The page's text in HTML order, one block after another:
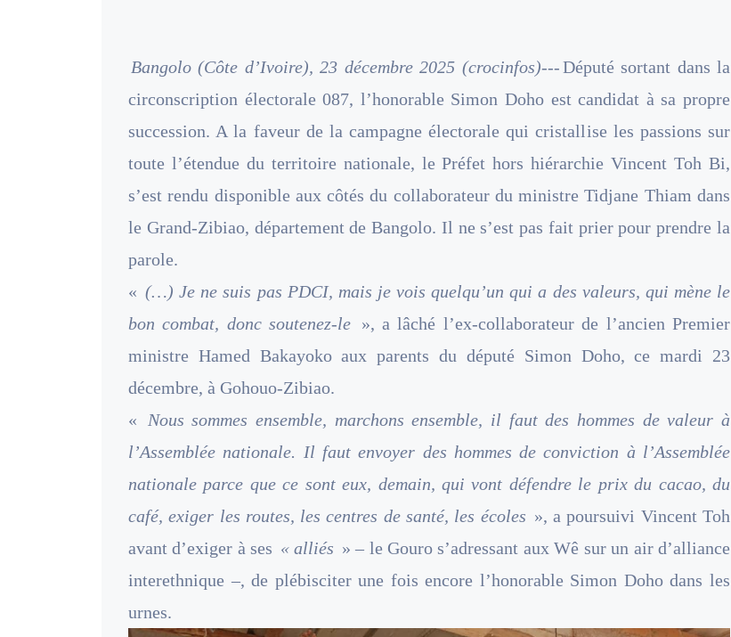
Bangolo (Côte d’Ivoire), 23 décembre 2025 (crocinfos)---Député sortant dans la
circonscription électorale 087, l’honorable Simon Doho est candidat à sa propre
succession. A la faveur de la campagne électorale qui cristallise les passions sur
toute l’étendue du territoire nationale, le Préfet hors hiérarchie Vincent Toh Bi,
s’est rendu disponible aux côtés du collaborateur du ministre Tidjane Thiam dans
le Grand-Zibiao, département de Bangolo. Il ne s’est pas fait prier pour prendre la
parole.
« (…) Je ne suis pas PDCI, mais je vois quelqu’un qui a des valeurs, qui mène le
bon combat, donc soutenez-le », a lâché l’ex-collaborateur de l’ancien Premier
ministre Hamed Bakayoko aux parents du député Simon Doho, ce mardi 23
décembre, à Gohouo-Zibiao.
«
Nous sommes ensemble, marchons ensemble, il faut des hommes de valeur à
l’Assemblée nationale. Il faut envoyer des hommes de conviction à l’Assemblée
nationale parce que ce sont eux, demain, qui vont défendre le prix du cacao, du
café, exiger les routes, les centres de santé, les écoles », a poursuivi Vincent Toh
avant d’exiger à ses « alliés » – le Gouro s’adressant aux Wê sur un air d’alliance
interethnique –, de plébisciter une fois encore l’honorable Simon Doho dans les
urnes.